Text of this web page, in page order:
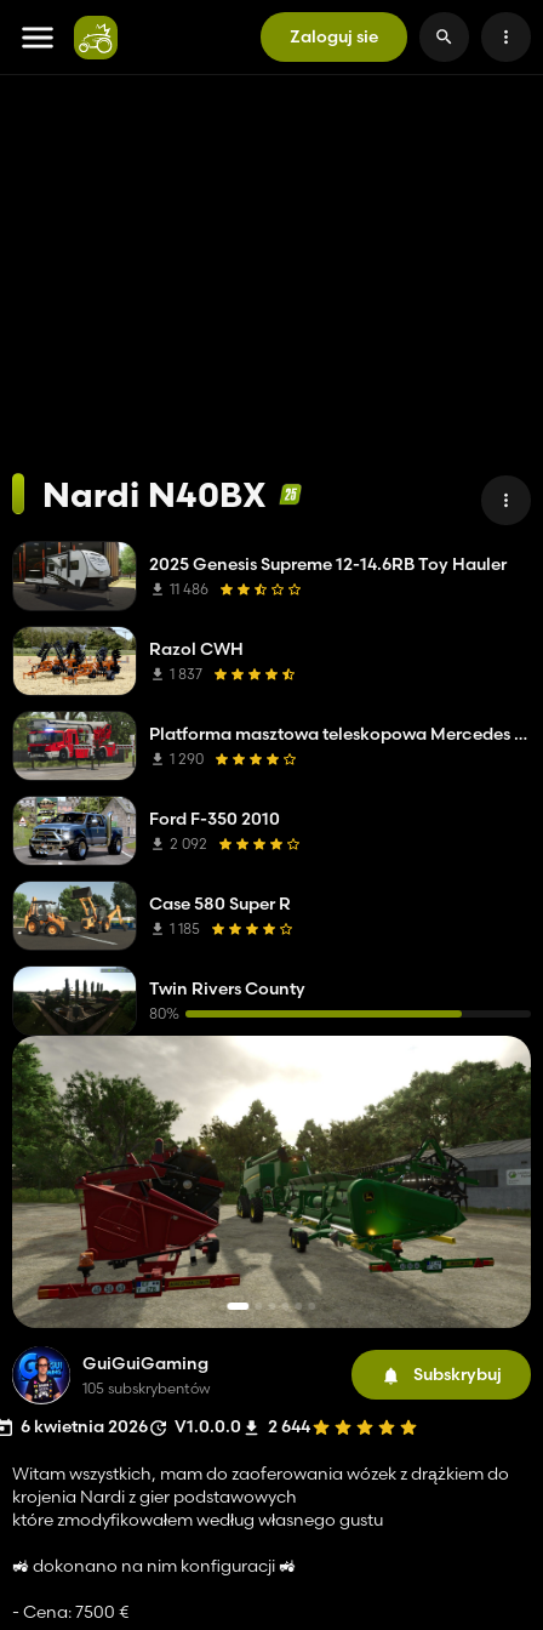
Zaloguj sie
Nardi N40BX
GuiGuiGaming
105 subskrybentów
Subskrybuj
6 kwietnia 2026 V1.0.0.0 2 644
Witam wszystkich, mam do zaoferowania wózek z drążkiem do
krojenia Nardi z gier podstawowych
które zmodyfikowałem według własnego gustu
🚜 dokonano na nim konfiguracji 🚜
- Cena: 7500 €
2025 Genesis Supreme 12-14.6RB Toy Hauler
11 486
Razol CWH
1 837
Platforma masztowa teleskopowa Mercedes Benz Econic WISS
1 290
Ford F-350 2010
2 092
Case 580 Super R
1 185
Twin Rivers County
80%